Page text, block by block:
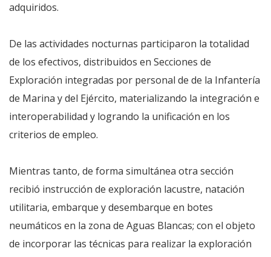
adquiridos.
De las actividades nocturnas participaron la totalidad
de los efectivos, distribuidos en Secciones de
Exploración integradas por personal de de la Infantería
de Marina y del Ejército, materializando la integración e
interoperabilidad y logrando la unificación en los
criterios de empleo.
Mientras tanto, de forma simultánea otra sección
recibió instrucción de exploración lacustre, natación
utilitaria, embarque y desembarque en botes
neumáticos en la zona de Aguas Blancas; con el objeto
de incorporar las técnicas para realizar la exploración